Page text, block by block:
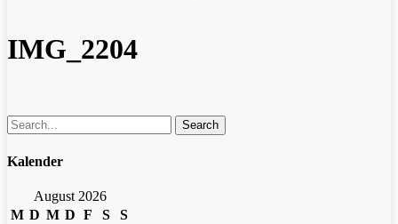
IMG_2204
Search
Kalender
August 2026
M D M D F S
S